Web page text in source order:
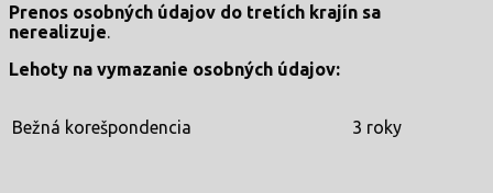
Prenos osobných údajov do tretích krajín sa
nerealizuje.
Lehoty na vymazanie osobných údajov:
Bežná korešpondencia 3 roky